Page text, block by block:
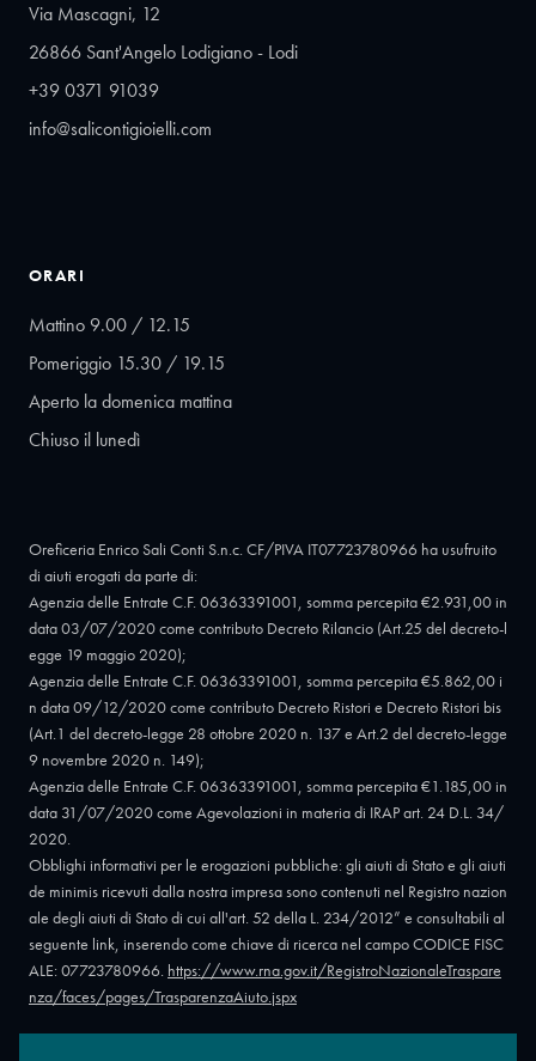
Via Mascagni, 12
26866 Sant'Angelo Lodigiano - Lodi
+39 0371 91039
info@salicontigioielli.com
ORARI
Mattino 9.00 / 12.15
Pomeriggio 15.30 / 19.15
Aperto la domenica mattina
Chiuso il lunedì
Oreficeria Enrico Sali Conti S.n.c. CF/PIVA IT07723780966 ha usufruito
di aiuti erogati da parte di:
Agenzia delle Entrate C.F. 06363391001, somma percepita €2.931,00 in
data 03/07/2020 come contributo Decreto Rilancio (Art.25 del decreto-l
egge 19 maggio 2020);
Agenzia delle Entrate C.F. 06363391001, somma percepita €5.862,00 i
n data 09/12/2020 come contributo Decreto Ristori e Decreto Ristori bis
(Art.1 del decreto-legge 28 ottobre 2020 n. 137 e Art.2 del decreto-legge
9 novembre 2020 n. 149);
Agenzia delle Entrate C.F. 06363391001, somma percepita €1.185,00 in
data 31/07/2020 come Agevolazioni in materia di IRAP art. 24 D.L. 34/
2020.
Obblighi informativi per le erogazioni pubbliche: gli aiuti di Stato e gli aiuti
de minimis ricevuti dalla nostra impresa sono contenuti nel Registro nazion
ale degli aiuti di Stato di cui all'art. 52 della L. 234/2012” e consultabili al
seguente link, inserendo come chiave di ricerca nel campo CODICE FISC
ALE: 07723780966. https://www.rna.gov.it/RegistroNazionaleTraspare
nza/faces/pages/TrasparenzaAiuto.jspx